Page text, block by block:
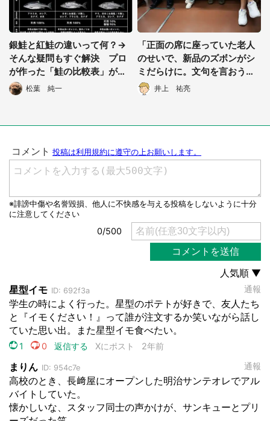
銀鮭と紅鮭の違いって何？→
そんな疑問もすぐ解決 プロ
が作った「鮭の比較表」が便
利だと話題に
松葉 純一
「正面の席に座っていた老人
のせいで、新品のズボンがシ
ミだらけに。文句を言おうと
したら別の老人が...」（千葉
県・30代女性）
井上 祐亮